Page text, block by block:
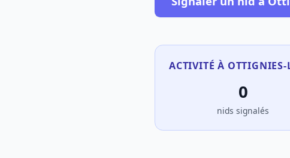
ACTIVITÉ À
0
nids signalés